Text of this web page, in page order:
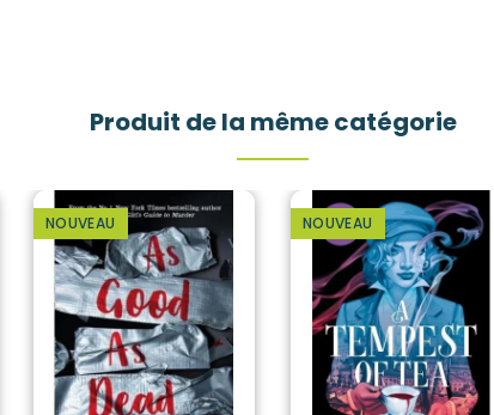
Produit de la même catégorie
NOUVEAU NOUVEAU